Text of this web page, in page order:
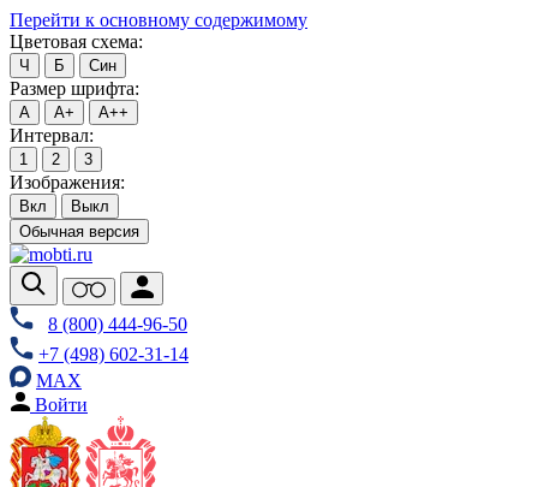
Перейти к основному содержимому
Цветовая схема:
Ч Б Син
Размер шрифта:
А А+ А++
Интервал:
1 2 3
Изображения:
Вкл
Выкл
Обычная версия
8 (800) 444-96-50
+7 (498) 602-31-14
MAX
Войти